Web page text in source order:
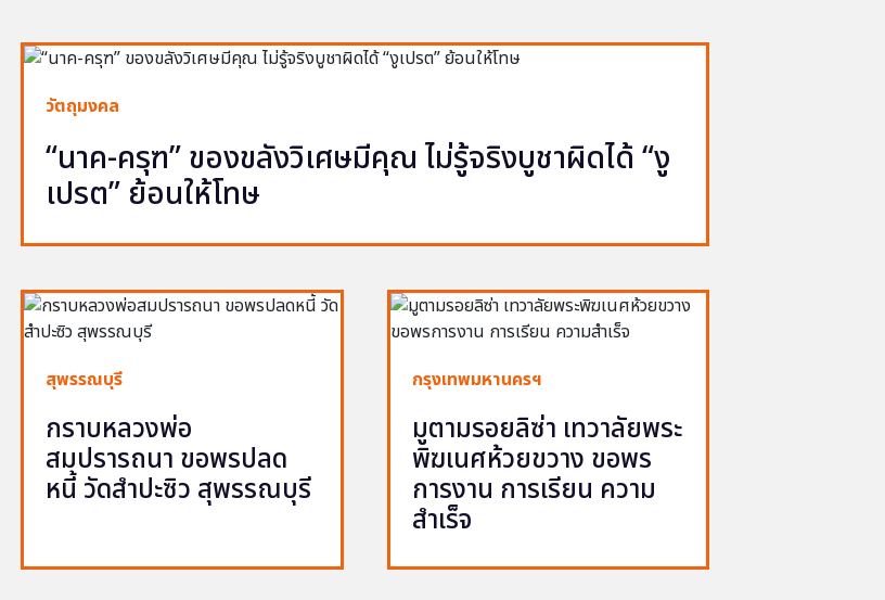
วัตถุมงคล
“นาค-ครุฑ” ของขลังวิเศษมีคุณ ไม่รู้จริงบูชาผิดได้ “งู
เปรต” ย้อนให้โทษ
สุพรรณบุรี
กราบหลวงพ่อ
สมปรารถนา ขอพรปลด
หนี้ วัดสำปะซิว สุพรรณบุรี
กรุงเทพมหานครฯ
มูตามรอยลิซ่า เทวาลัยพระ
พิฆเนศห้วยขวาง ขอพร
การงาน การเรียน ความ
สำเร็จ